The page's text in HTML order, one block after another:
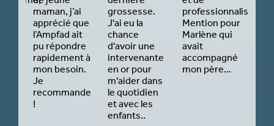
maman, j’ai
apprécié que
l’Ampfad ait
pu répondre
rapidement à
mon besoin.
Je
recommande
!
grossesse.
J'ai eu la
chance
d'avoir une
intervenante
en or pour
m'aider dans
le quotidien
et avec les
enfants..
professionnalisme.
Mention pour
Marlène qui
avait
accompagné
mon père...